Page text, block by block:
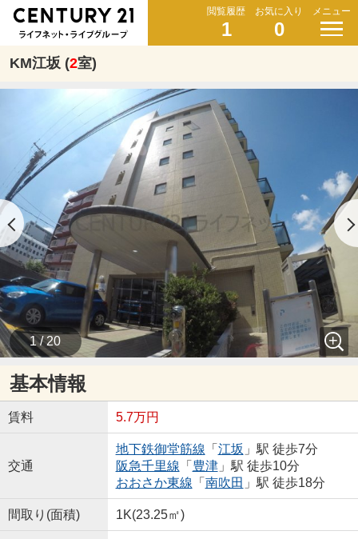
閲覧履歴
1
お気に入り
0
メニュー
KM江坂 (2室)
1 / 20
基本情報
賃料 5.7万円
交通
地下鉄御堂筋線 「 江坂 」駅 徒歩7分
阪急千里線 「 豊津」駅 徒歩10分
おおさか東線 「 南吹田 」駅 徒歩18分
間取り(面積) 1K(23.25㎡)